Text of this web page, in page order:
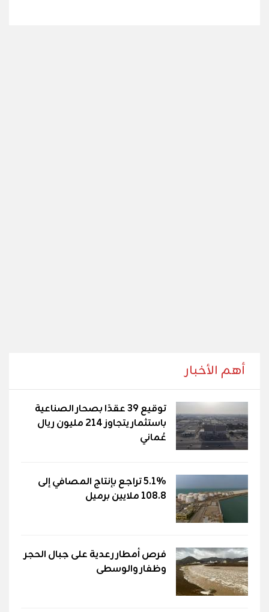
أهم الأخبار
توقيع 39 عقدًا بصحار الصناعية
باستثمار يتجاوز 214 مليون ريال
عُماني
5.1% تراجع بإنتاج المصافي إلى
108.8 ملايين برميل
فرص أمطار رعدية على جبال الحجر
وظفار والوسطى